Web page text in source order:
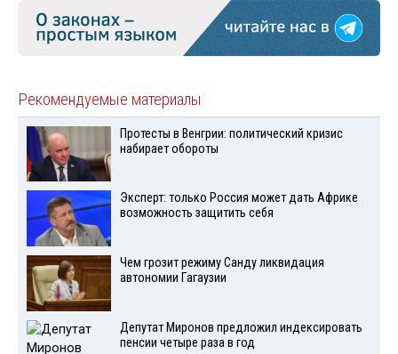
Рекомендуемые материалы
Протесты в Венгрии: политический кризис
набирает обороты
Эксперт: только Россия может дать Африке
возможность защитить себя
Чем грозит режиму Санду ликвидация
автономии Гагаузии
Депутат Миронов предложил индексировать
пенсии четыре раза в год